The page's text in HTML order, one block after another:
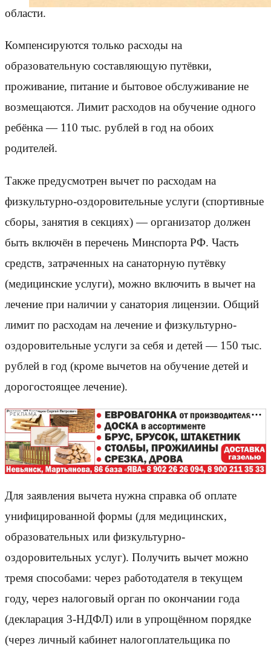
области.
Компенсируются только расходы на
образовательную составляющую путёвки,
проживание, питание и бытовое обслуживание не
возмещаются. Лимит расходов на обучение одного
ребёнка — 110 тыс. рублей в год на обоих
родителей.
Также предусмотрен вычет по расходам на
физкультурно-оздоровительные услуги (спортивные
сборы, занятия в секциях) — организатор должен
быть включён в перечень Минспорта РФ. Часть
средств, затраченных на санаторную путёвку
(медицинские услуги), можно включить в вычет на
лечение при наличии у санатория лицензии. Общий
лимит по расходам на лечение и физкультурно-
оздоровительные услуги за себя и детей — 150 тыс.
рублей в год (кроме вычетов на обучение детей и
дорогостоящее лечение).
РЕКЛАМА
Для заявления вычета нужна справка об оплате
унифицированной формы (для медицинских,
образовательных или физкультурно-
оздоровительных услуг). Получить вычет можно
тремя способами: через работодателя в текущем
году, через налоговый орган по окончании года
(декларация 3-НДФЛ) или в упрощённом порядке
(через личный кабинет налогоплательщика по